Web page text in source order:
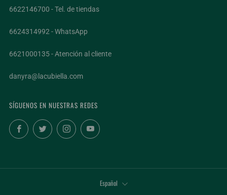
6622146700 - Tel. de tiendas
6624314992 - WhatsApp
6621000135 - Atención al cliente
danyra@lacubiella.com
SÍGUENOS EN NUESTRAS REDES
FacebookTwitterInstagramYouTube
IDIOMA
Español